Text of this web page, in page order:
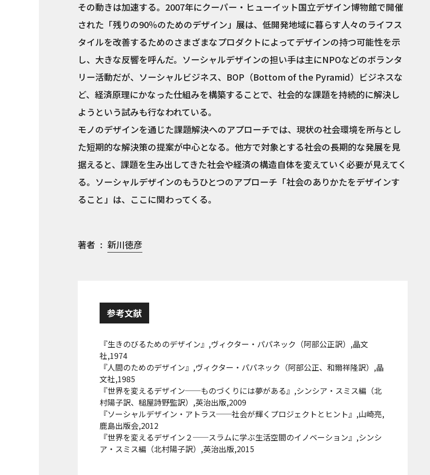
その動きは加速する。2007年にクーパー・ヒューイット国立デザイン博物館で開催
された「残りの90％のためのデザイン」展は、低開発地域に暮らす人々のライフス
タイルを改善するためのさまざまなプロダクトによってデザインの持つ可能性を示
し、大きな反響を呼んだ。ソーシャルデザインの担い手は主にNPOなどのボランタ
リー活動だが、ソーシャルビジネス、BOP（Bottom of the Pyramid）ビジネスな
ど、経済原理にかなった仕組みを構築することで、社会的な課題を持続的に解決し
ようという試みも行なわれている。
モノのデザインを通じた課題解決へのアプローチでは、現状の社会環境を所与とし
た短期的な解決策の提案が中心となる。他方で対象とする社会の長期的な発展を見
据えると、課題を生み出してきた社会や経済の構造自体を変えていく必要が見えてく
る。ソーシャルデザインのもうひとつのアプローチ「社会のありかたをデザインす
ること」は、ここに関わってくる。
著者 新川徳彦
参考文献
『生きのびるためのデザイン』,ヴィクター・パパネック（阿部公正訳）,晶文
社,1974
『人間のためのデザイン』,ヴィクター・パパネック（阿部公正、和爾祥隆訳）,晶
文社,1985
『世界を変えるデザイン──ものづくりには夢がある』,シンシア・スミス編（北
村陽子訳、槌屋詩野監訳）,英治出版,2009
『ソーシャルデザイン・アトラス──社会が輝くプロジェクトとヒント』,山崎亮,
鹿島出版会,2012
『世界を変えるデザイン２──スラムに学ぶ生活空間のイノベーション』,シンシ
ア・スミス編（北村陽子訳）,英治出版,2015